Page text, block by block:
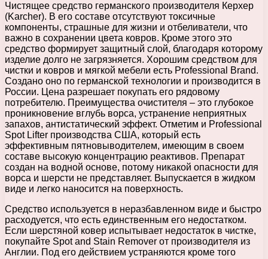
Чистящее средство германского производителя Керхер
(Karcher). В его составе отсутствуют токсичные
компоненты, страшные для жизни и отбеливатели, что
важно в сохранении цвета ковров. Кроме этого это
средство формирует защитный слой, благодаря которому
изделие долго не загрязняется. Хорошим средством для
чистки и ковров и мягкой мебели есть Professional Brand.
Создано оно по германской технологии и производится в
России. Цена разрешает покупать его рядовому
потребителю. Преимущества очистителя – это глубокое
проникновение вглубь ворса, устранение неприятных
запахов, антистатический эффект. Отметим и Professional
Spot Lifter производства США, который есть
эффективным пятновыводителем, имеющим в своем
составе высокую концентрацию реактивов. Препарат
создан на водной основе, потому никакой опасности для
ворса и шерсти не представляет. Выпускается в жидком
виде и легко наносится на поверхность.
Средство используется в неразбавленном виде и быстро
расходуется, что есть единственным его недостатком.
Если шерстяной ковер испытывает недостаток в чистке,
покупайте Spot and Stain Remover от производителя из
Англии. Под его действием устраняются кроме того